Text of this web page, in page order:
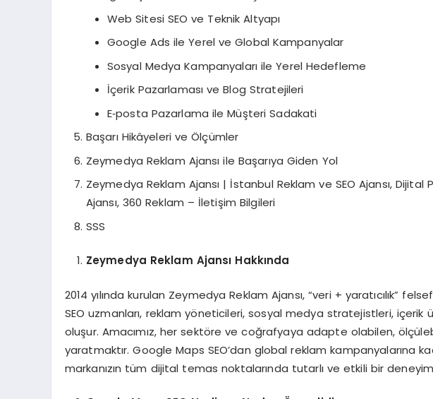
Web Sitesi SEO ve Teknik Altyapı
Google Ads ile Yerel ve Global Kampanyalar
Sosyal Medya Kampanyaları ile Yerel Hedefleme
İçerik Pazarlaması ve Blog Stratejileri
E‑posta Pazarlama ile Müşteri Sadakati
Başarı Hikâyeleri ve Ölçümler
Zeymedya Reklam Ajansı ile Başarıya Giden Yol
Zeymedya Reklam Ajansı | İstanbul Reklam ve SEO Ajansı, Dijital
Ajansı, 360 Reklam – İletişim Bilgileri
SSS
Zeymedya Reklam Ajansı Hakkında
2014 yılında kurulan Zeymedya Reklam Ajansı, “veri + yaratıcılık”
SEO uzmanları, reklam yöneticileri, sosyal medya stratejistleri,
oluşur. Amacımız, her sektöre ve coğrafyaya adapte olabilen,
yaratmaktır. Google Maps SEO’dan global reklam kampanyalarına
markanızın tüm dijital temas noktalarında tutarlı ve etkili bir deneyim